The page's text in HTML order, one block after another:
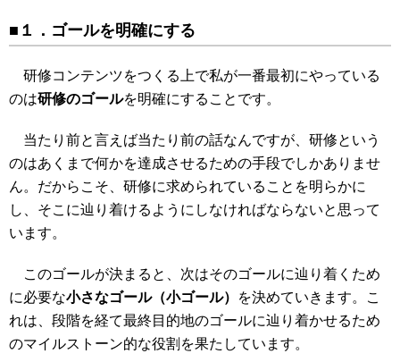
■１．ゴールを明確にする
研修コンテンツをつくる上で私が一番最初にやっている
のは研修のゴールを明確にすることです。
当たり前と言えば当たり前の話なんですが、研修という
のはあくまで何かを達成させるための手段でしかありませ
ん。だからこそ、研修に求められていることを明らかに
し、そこに辿り着けるようにしなければならないと思って
います。
このゴールが決まると、次はそのゴールに辿り着くため
に必要な小さなゴール（小ゴール）
を決めていきます。こ
れは、段階を経て最終目的地のゴールに辿り着かせるため
のマイルストーン的な役割を果たしています。